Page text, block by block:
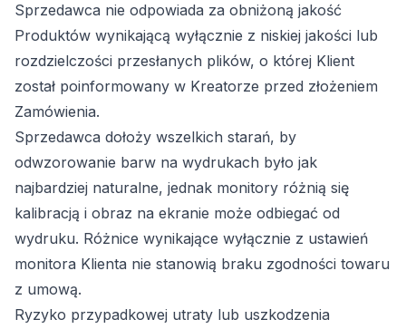
Sprzedawca nie odpowiada za obniżoną jakość
Produktów wynikającą wyłącznie z niskiej jakości lub
rozdzielczości przesłanych plików, o której Klient
został poinformowany w Kreatorze przed złożeniem
Zamówienia.
Sprzedawca dołoży wszelkich starań, by
odwzorowanie barw na wydrukach było jak
najbardziej naturalne, jednak monitory różnią się
kalibracją i obraz na ekranie może odbiegać od
wydruku. Różnice wynikające wyłącznie z ustawień
monitora Klienta nie stanowią braku zgodności towaru
z umową.
Ryzyko przypadkowej utraty lub uszkodzenia